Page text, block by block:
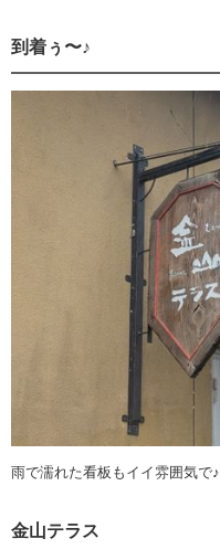
到着ぅ〜♪
雨で濡れた看板もイイ雰囲気で♪
金山テラス